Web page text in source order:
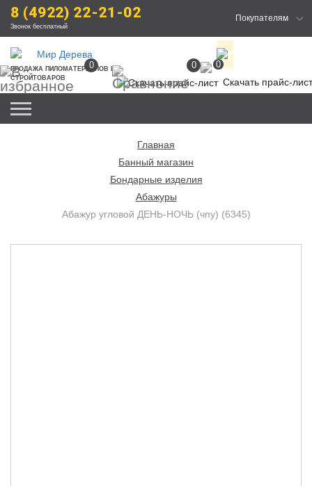
8 (4922) 22-21-02
Звонок бесплатный
Покупателям
ПРОДАЖА ПИЛОМАТЕРИАЛОВ И
СТРОЙТОВАРОВ
Скачать прайс-лист
0 0 0
Главная
Банный магазин
Бондарные изделия
Абажуры
Абажур угловой ДЕНЬ-НОЧЬ (чпу) (6345)